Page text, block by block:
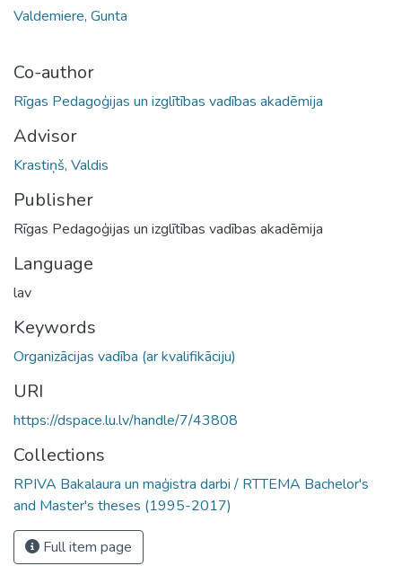
Valdemiere, Gunta
Co-author
Rīgas Pedagoģijas un izglītības vadības akadēmija
Advisor
Krastiņš, Valdis
Publisher
Rīgas Pedagoģijas un izglītības vadības akadēmija
Language
lav
Keywords
Organizācijas vadība (ar kvalifikāciju)
URI
https://dspace.lu.lv/handle/7/43808
Collections
RPIVA Bakalaura un maģistra darbi / RTTEMA Bachelor's
and Master's theses (1995-2017)
Full item page